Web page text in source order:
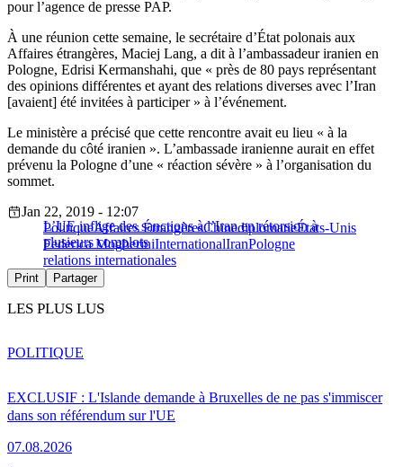
pour l’agence de presse PAP.
À une réunion cette semaine, le secrétaire d’État polonais aux
Affaires étrangères, Maciej Lang, a dit à l’ambassadeur iranien en
Pologne, Edrisi Kermanshahi, que « près de 80 pays représentant
des opinions différentes et ayant des relations diverses avec l’Iran
[avaient] été invitées à participer » à l’événement.
Le ministère a précisé que cette rencontre avait eu lieu « à la
demande du côté iranien ». L’ambassade iranienne aurait en effet
prévenu la Pologne d’une « réaction sévère » à l’organisation du
sommet.
L’UE inflige des sanctions à l’Iran en rétorsion à
plusieurs complots
Jan 22, 2019 - 12:07
PolitiqueAffaires ÉtrangèresChinediplomatieÉtats-Unis
Federica MogheriniInternationalIranPologne
relations internationales
Print Partager
LES PLUS LUS
EXCLUSIF : L'Islande demande à Bruxelles de ne pas s'immiscer
dans son référendum sur l'UE
07.08.2026
POLITIQUE